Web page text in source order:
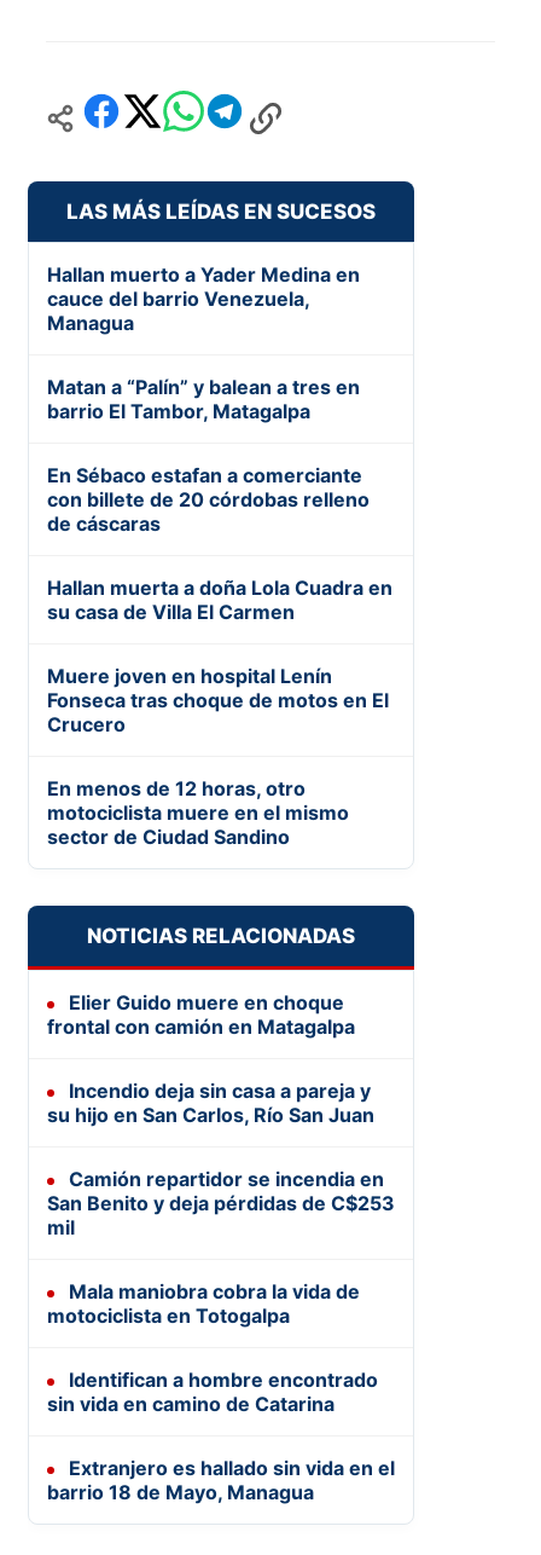
LAS MÁS LEÍDAS EN SUCESOS
Hallan muerto a Yader Medina en
cauce del barrio Venezuela,
Managua
Matan a “Palín” y balean a tres en
barrio El Tambor, Matagalpa
En Sébaco estafan a comerciante
con billete de 20 córdobas relleno
de cáscaras
Hallan muerta a doña Lola Cuadra en
su casa de Villa El Carmen
Muere joven en hospital Lenín
Fonseca tras choque de motos en El
Crucero
En menos de 12 horas, otro
motociclista muere en el mismo
sector de Ciudad Sandino
NOTICIAS RELACIONADAS
Elier Guido muere en choque
frontal con camión en Matagalpa
Incendio deja sin casa a pareja y
su hijo en San Carlos, Río San Juan
Camión repartidor se incendia en
San Benito y deja pérdidas de C$253
mil
Mala maniobra cobra la vida de
motociclista en Totogalpa
Identifican a hombre encontrado
sin vida en camino de Catarina
Extranjero es hallado sin vida en el
barrio 18 de Mayo, Managua